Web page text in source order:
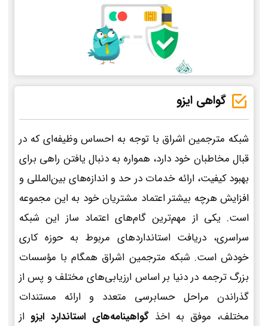
گواهی ایزو
شبکه مترجمین اشراق با توجه به احساس وظیفه‌ای که در
قبال مخاطبان خود دارد، همواره به دنبال یافتن راهی برای
بهبود کیفیت، ارائه خدمات در حد و اندازه‌های بین‌المللی و
افزایش هرچه بیشتر اعتماد مشتریان خود به این مجموعه
است. یکی از مهم‌ترین گام‌های اعتماد ساز این شبکه
سراسری، دریافت استانداردهای مربوط به حوزه کاری
خودش است. شبکه مترجمین اشراق همگام با مؤسسات
بزرگ ترجمه در دنیا بر اساس ارزیابی‌های مختلف و پس از
گذراندن مراحل حسابرسی متعدد و ارائه مستندات
مختلف، موفق به اخذ گواهینامه‌های استاندارد ایزو از